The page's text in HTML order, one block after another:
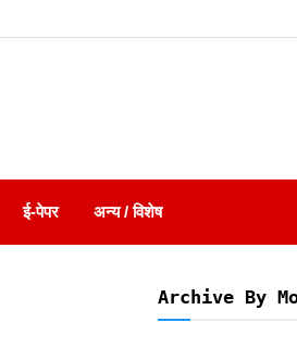
ई-पेपर अन्य / विशेष
Archive By